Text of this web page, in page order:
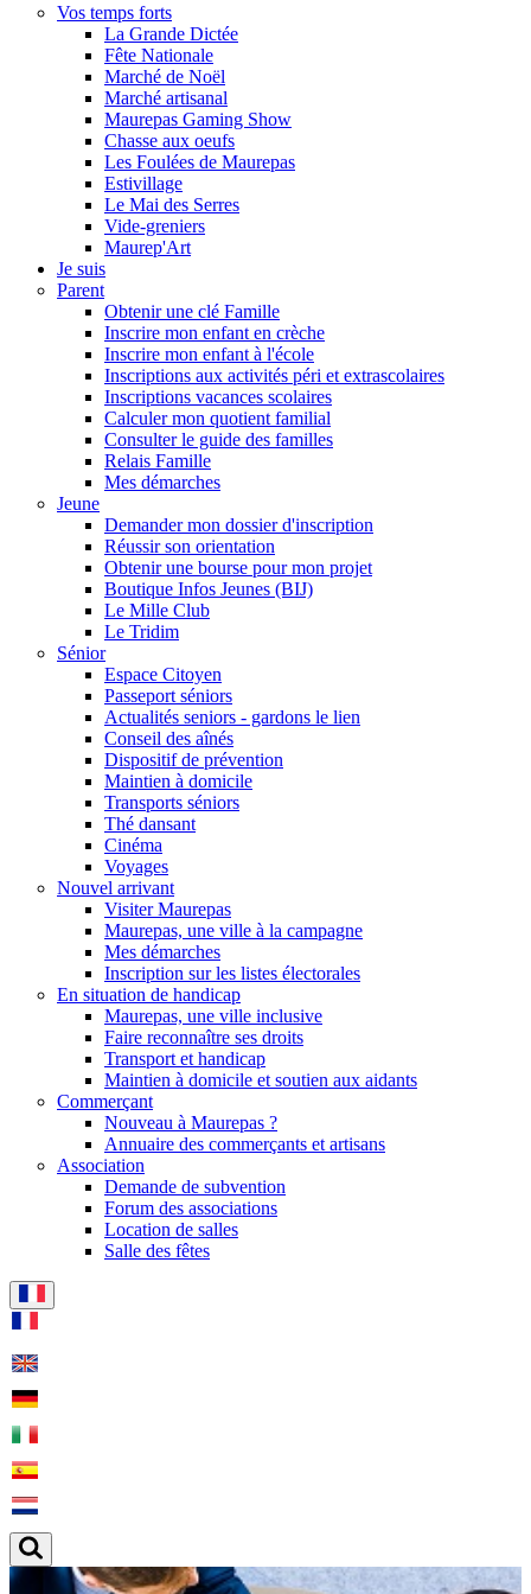
Vos temps forts
La Grande Dictée
Fête Nationale
Marché de Noël
Marché artisanal
Maurepas Gaming Show
Chasse aux oeufs
Les Foulées de Maurepas
Estivillage
Le Mai des Serres
Vide-greniers
Maurep'Art
Je suis
Parent
Obtenir une clé Famille
Inscrire mon enfant en crèche
Inscrire mon enfant à l'école
Inscriptions aux activités péri et extrascolaires
Inscriptions vacances scolaires
Calculer mon quotient familial
Consulter le guide des familles
Relais Famille
Mes démarches
Jeune
Demander mon dossier d'inscription
Réussir son orientation
Obtenir une bourse pour mon projet
Boutique Infos Jeunes (BIJ)
Le Mille Club
Le Tridim
Sénior
Espace Citoyen
Passeport séniors
Actualités seniors - gardons le lien
Conseil des aînés
Dispositif de prévention
Maintien à domicile
Transports séniors
Thé dansant
Cinéma
Voyages
Nouvel arrivant
Visiter Maurepas
Maurepas, une ville à la campagne
Mes démarches
Inscription sur les listes électorales
En situation de handicap
Maurepas, une ville inclusive
Faire reconnaître ses droits
Transport et handicap
Maintien à domicile et soutien aux aidants
Commerçant
Nouveau à Maurepas ?
Annuaire des commerçants et artisans
Association
Demande de subvention
Forum des associations
Location de salles
Salle des fêtes